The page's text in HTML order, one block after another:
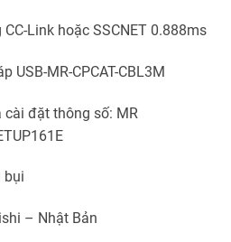
Link hoặc SSCNET 0.888ms
USB-MR-CPCAT-CBL3M
đặt thông số: MR
bụi
– Nhật Bản